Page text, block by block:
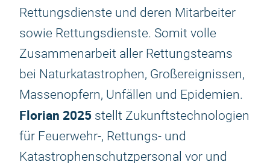
Rettungsdienste und deren Mitarbeiter
sowie Rettungsdienste. Somit volle
Zusammenarbeit aller Rettungsteams
bei Naturkatastrophen, Großereignissen,
Massenopfern, Unfällen und Epidemien.
Florian 2025 stellt Zukunftstechnologien
für Feuerwehr-, Rettungs- und
Katastrophenschutzpersonal vor und